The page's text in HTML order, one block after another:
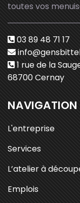
toutes vos
03 89 48 71 17
1 rue de la
68700 Cernay
NAVIGATION
L'entreprise
Services
L’atelier à
Emplois